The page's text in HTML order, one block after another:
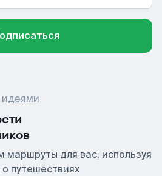
для вас, используя
путешествиях